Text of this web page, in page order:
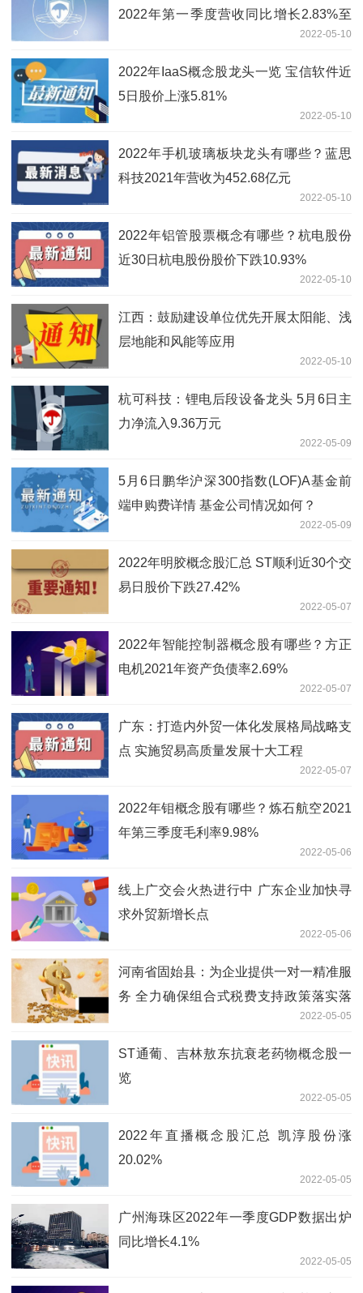
2022年第一季度营收同比增长2.83%至
2022-05-10
2022年IaaS概念股龙头一览 宝信软件近
5日股价上涨5.81%
2022-05-10
2022年手机玻璃板块龙头有哪些？蓝思
科技2021年营收为452.68亿元
2022-05-10
2022年铝管股票概念有哪些？杭电股份
近30日杭电股份股价下跌10.93%
2022-05-10
江西：鼓励建设单位优先开展太阳能、浅
层地能和风能等应用
2022-05-10
杭可科技：锂电后段设备龙头 5月6日主
力净流入9.36万元
2022-05-09
5月6日鹏华沪深300指数(LOF)A基金前
端申购费详情 基金公司情况如何？
2022-05-09
2022年明胶概念股汇总 ST顺利近30个交
易日股价下跌27.42%
2022-05-07
2022年智能控制器概念股有哪些？方正
电机2021年资产负债率2.69%
2022-05-07
广东：打造内外贸一体化发展格局战略支
点 实施贸易高质量发展十大工程
2022-05-07
2022年钼概念股有哪些？炼石航空2021
年第三季度毛利率9.98%
2022-05-06
线上广交会火热进行中 广东企业加快寻
求外贸新增长点
2022-05-06
河南省固始县：为企业提供一对一精准服
务 全力确保组合式税费支持政策落实落
2022-05-05
ST通葡、吉林敖东抗衰老药物概念股一
览
2022-05-05
2022年直播概念股汇总 凯淳股份涨
20.02%
2022-05-05
广州海珠区2022年一季度GDP数据出炉
同比增长4.1%
2022-05-05